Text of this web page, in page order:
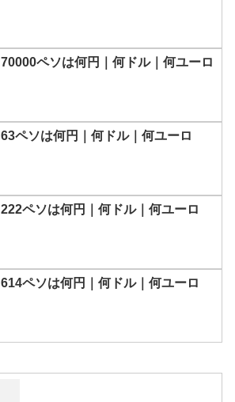
70000ペソは何円｜何ドル｜何ユーロ
63ペソは何円｜何ドル｜何ユーロ
222ペソは何円｜何ドル｜何ユーロ
614ペソは何円｜何ドル｜何ユーロ